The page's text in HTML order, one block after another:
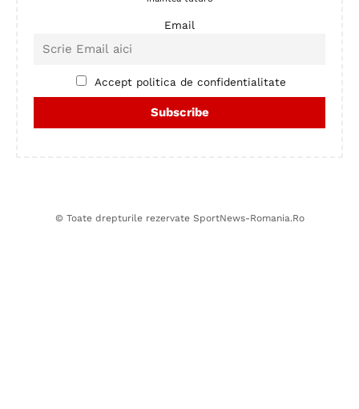
Email
Accept politica de confidentialitate
© Toate drepturile rezervate SportNews-Romania.Ro